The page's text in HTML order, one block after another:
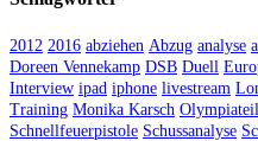
2012 2016 abziehen Abzug analyse
Doreen Vennekamp DSB Duell
Interview ipad iphone livestream
Training Monika Karsch
Schnellfeuerpistole Schussanalyse